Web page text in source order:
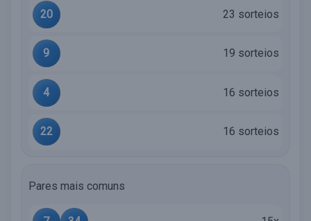
20 23 sorteios
9 19 sorteios
4 16 sorteios
22 16 sorteios
Pares mais comuns